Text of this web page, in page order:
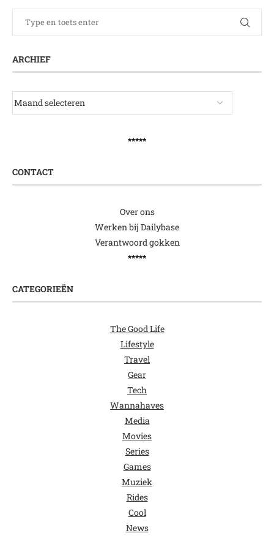
ARCHIEF
*****
CONTACT
Over ons
Werken bij Dailybase
Verantwoord gokken
*****
CATEGORIEËN
The Good Life
Lifestyle
Travel
Gear
Tech
Wannahaves
Media
Movies
Series
Games
Muziek
Rides
Cool
News